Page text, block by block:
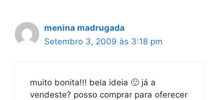
menina madrugada
Setembro 3, 2009 às 3:18 pm
muito bonita!!! bela ideia 🙂 já a
vendeste? posso comprar para oferecer